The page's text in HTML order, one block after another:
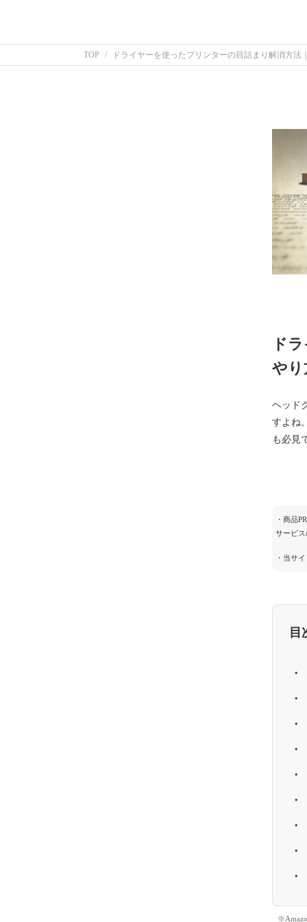
TOP ドライヤーを使ったプリンターの目詰まり解消方
ド
やり
ヘッド
すよね
も必見
・商品
サービ
・当サ
目